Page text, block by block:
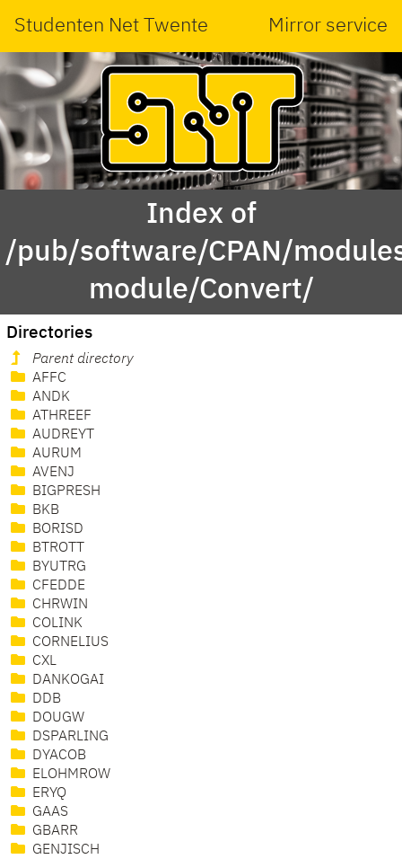
Studenten Net Twente Mirror service
Index of
/pub/software/CPAN/
module/Convert/
Directories
Parent directory
AFFC
ANDK
ATHREEF
AUDREYT
AURUM
AVENJ
BIGPRESH
BKB
BORISD
BTROTT
BYUTRG
CFEDDE
CHRWIN
COLINK
CORNELIUS
CXL
DANKOGAI
DDB
DOUGW
DSPARLING
DYACOB
ELOHMROW
ERYQ
GAAS
GBARR
GENJISCH